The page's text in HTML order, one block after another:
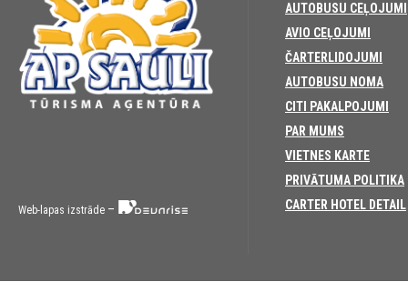
Web-lapas izstrāde –
AUTOBUSU CEĻOJUMI
AVIO CEĻOJUMI
ČARTERLIDOJUMI
AUTOBUSU NOMA
CITI PAKALPOJUMI
PAR MUMS
VIETNES KARTE
PRIVĀTUMA POLITIKA
CARTER HOTEL DETAIL